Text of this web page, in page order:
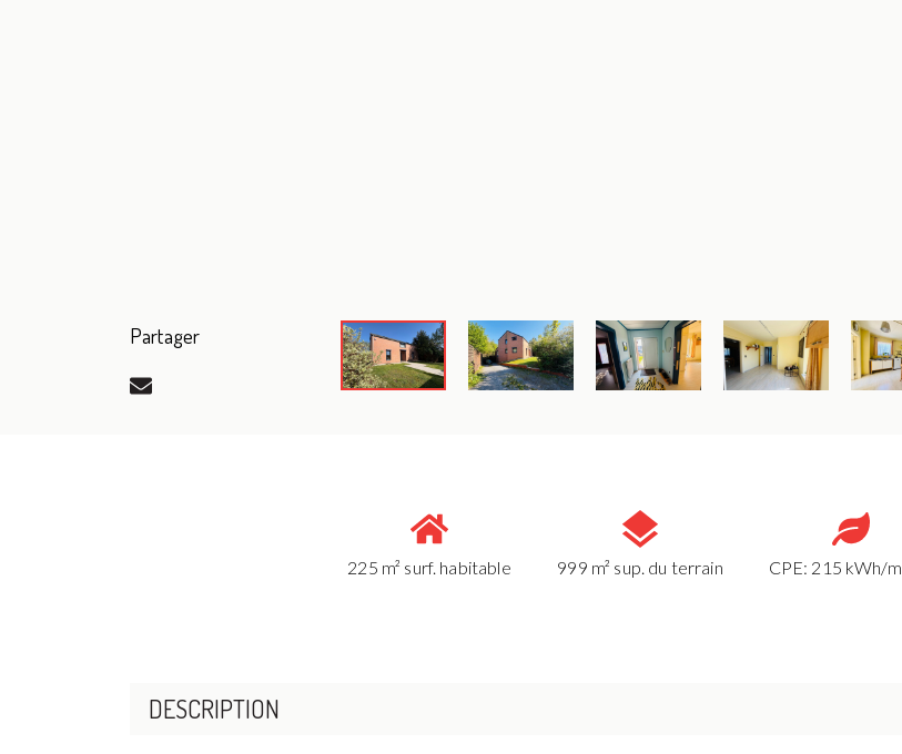
Partager
225 m² surf. habitable 999 m² sup. du terrain CPE: 215 kWh/m
DESCRIPTION